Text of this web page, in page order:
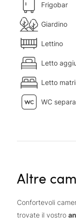
Frigobar
Giardino
Lettino
Letto
Letto
WC
Altre
Confortevoli
trovate il vostro